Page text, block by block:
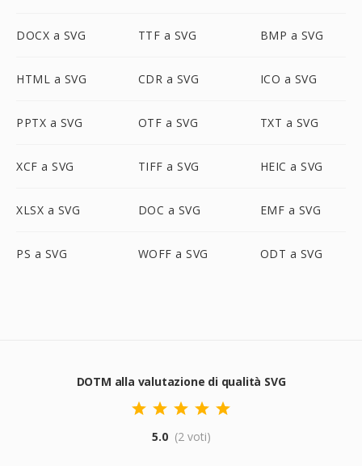
DOCX a SVG TTF a SVG BMP a SVG
HTML a SVG CDR a SVG ICO a SVG
PPTX a SVG OTF a SVG TXT a SVG
XCF a SVG TIFF a SVG HEIC a SVG
XLSX a SVG DOC a SVG EMF a SVG
PS a SVG WOFF a SVG ODT a SVG
DOTM alla valutazione di qualità SVG
5.0 (2 voti)